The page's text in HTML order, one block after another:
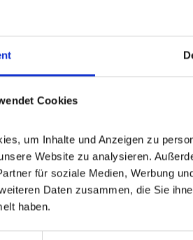
Cookies
um Inhalte und Anzeigen zu
Website zu analysieren.
für soziale Medien, Werbung
Daten zusammen, die Sie
haben.